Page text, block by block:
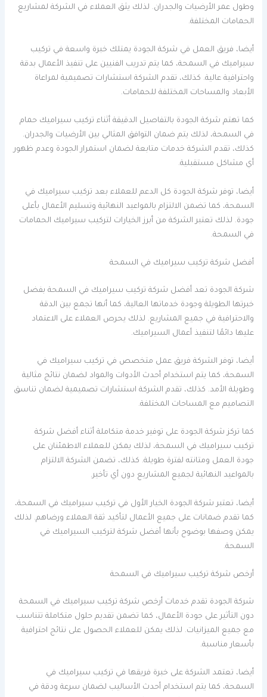
وطول عمر الأرضيات والجدران. لذلك يثق العملاء في الشركة لمشاريع
الحمامات المختلفة.
أيضا، فريق العمل في شركة الجودة يمتلك خبرة واسعة في تركيب
سيراميك في السمحة، كما يتم تدريب الفنيين على تنفيذ الأعمال بدقة
واحترافية عالية. كذلك، تقدم الشركة استشارات تصميمية لمراعاة
الأبعاد والمساحات المختلفة للحمامات.
كما تهتم شركة الجودة بالتفاصيل الدقيقة أثناء تركيب سيراميك حمام
في السمحة، لذلك يتم ضمان التوافق المثالي بين الأرضيات والجدران.
كذلك، تقدم الشركة خدمات متابعة لضمان استمرار الجودة وعدم ظهور
أي مشاكل مستقبلية.
أيضا، توفر شركة الجودة كل الدعم للعملاء بعد تركيب سيراميك في
السمحة، كما تضمن الالتزام بالمواعيد النهائية وتسليم الأعمال بأعلى
جودة. لذلك تعتبر الشركة من أبرز الخيارات لتركيب سيراميك الحمامات
في السمحة.
أفضل شركة تركيب سيراميك في السمحة
شركة الجودة تعد أفضل شركة تركيب سيراميك في السمحة بفضل
خبرتها الطويلة وجودة خدماتها العالية، كما أنها تجمع بين الدقة
والاحترافية في جميع المشاريع. لذلك يحرص العملاء على الاعتماد
عليها دائمًا لتنفيذ أعمال السيراميك.
أيضا، توفر الشركة فريق عمل متخصص في تركيب سيراميك في
السمحة، كما يتم استخدام أحدث الأدوات والمواد لضمان نتائج مثالية
وطويلة الأمد. كذلك، تقدم الشركة استشارات تصميمية لضمان تناسق
التصاميم مع المساحات المختلفة.
كما تركز شركة الجودة على توفير خدمة متكاملة أثناء أفضل شركة
تركيب سيراميك في السمحة، لذلك يمكن للعملاء الاطمئنان على
جودة العمل ومتانته لفترة طويلة. كذلك، تضمن الشركة الالتزام
بالمواعيد النهائية لجميع المشاريع دون أي تأخير.
أيضا، تعتبر شركة الجودة الخيار الأول في تركيب سيراميك في السمحة،
كما تقدم ضمانات على جميع الأعمال لتأكيد ثقة العملاء ورضاهم. لذلك
يمكن وصفها بوضوح بأنها أفضل شركة لتركيب السيراميك في
السمحة.
أرخص شركة تركيب سيراميك في السمحة
شركة الجودة تقدم خدمات أرخص شركة تركيب سيراميك في السمحة
دون التأثير على جودة الأعمال، كما تضمن تقديم حلول متكاملة تتناسب
مع جميع الميزانيات. لذلك يمكن للعملاء الحصول على نتائج احترافية
بأسعار مناسبة.
أيضا، تعتمد الشركة على خبرة فريقها في تركيب سيراميك في
السمحة، كما يتم استخدام أحدث الأساليب لضمان سرعة ودقة في